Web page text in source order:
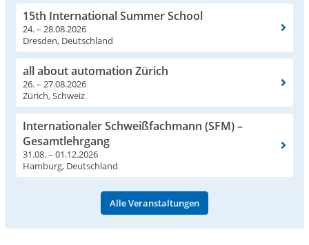
15th International Summer School
24. – 28.08.2026
Dresden, Deutschland
all about automation Zürich
26. – 27.08.2026
Zürich, Schweiz
Internationaler Schweißfachmann (SFM) –
Gesamtlehrgang
31.08. – 01.12.2026
Hamburg, Deutschland
Alle Veranstaltungen